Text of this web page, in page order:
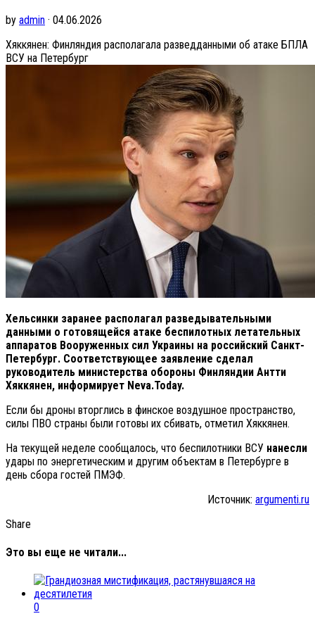
by admin · 04.06.2026
Хяккянен: Финляндия располагала разведданными об атаке БПЛА
ВСУ на Петербург
Хельсинки заранее располагал разведывательными
данными о готовящейся атаке беспилотных летательных
аппаратов Вооруженных сил Украины на российский Санкт-
Петербург. Соответствующее заявление сделал
руководитель министерства обороны Финляндии Антти
Хяккянен, информирует Neva.Today.
Если бы дроны вторглись в финское воздушное пространство,
силы ПВО страны были готовы их сбивать, отметил Хяккянен.
На текущей неделе сообщалось, что беспилотники ВСУ нанесли
удары по энергетическим и другим объектам в Петербурге в
день сбора гостей ПМЭФ.
Источник: argumenti.ru
Share
Это вы еще не читали...
0